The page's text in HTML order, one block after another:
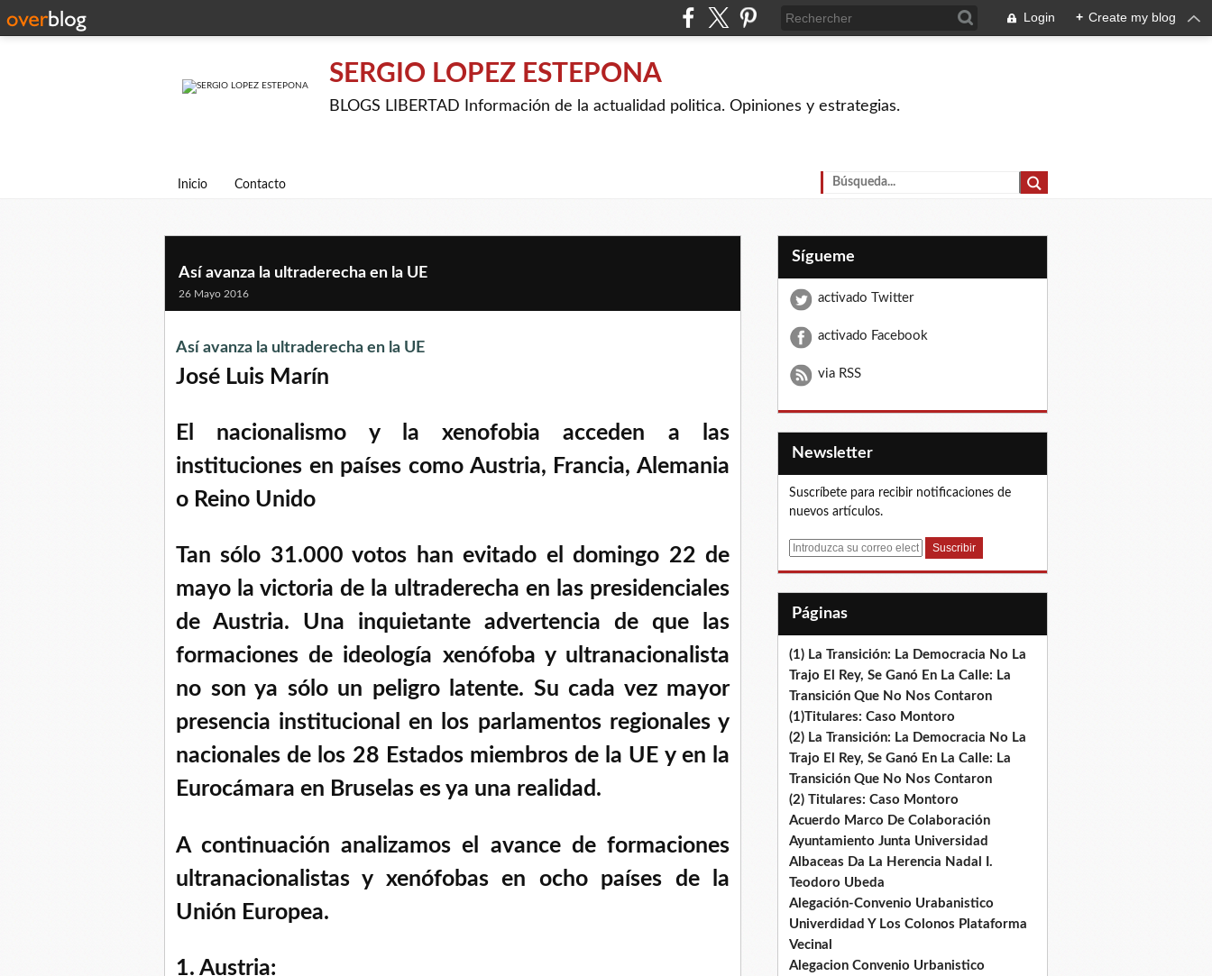
Login + Create my blog
SERGIO LOPEZ ESTEPONA
BLOGS LIBERTAD Información de la actualidad politica. Opiniones y estrategias.
Inicio Contacto
Así avanza la ultraderecha en la UE
26 Mayo 2016
Así avanza la ultraderecha en la UE
José Luis Marín
El nacionalismo y la xenofobia acceden a las
instituciones en países como Austria, Francia, Alemania
o Reino Unido
Tan sólo 31.000 votos han evitado el domingo 22 de
mayo la victoria de la ultraderecha en las presidenciales
de Austria. Una inquietante advertencia de que las
formaciones de ideología xenófoba y ultranacionalista
no son ya sólo un peligro latente. Su cada vez mayor
presencia institucional en los parlamentos regionales y
nacionales de los 28 Estados miembros de la UE y en la
Eurocámara en Bruselas es ya una realidad.
A continuación analizamos el avance de formaciones
ultranacionalistas y xenófobas en ocho países de la
Unión Europea.
1. Austria:
Sígueme
activado Twitter
activado Facebook
via RSS
Newsletter
Suscríbete para recibir notificaciones de
nuevos artículos.
E
Páginas
(1) La Transición: La Democracia No La
Trajo El Rey, Se Ganó En La Calle: La
Transición Que No Nos Contaron
(1)Titulares: Caso Montoro
(2) La Transición: La Democracia No La
Trajo El Rey, Se Ganó En La Calle: La
Transición Que No Nos Contaron
(2) Titulares: Caso Montoro
Acuerdo Marco De Colaboración
Ayuntamiento Junta Universidad
Albaceas Da La Herencia Nadal I.
Teodoro Ubeda
Alegación-Convenio Urabanistico
Univerdidad Y Los Colonos Plataforma
Vecinal
Alegacion Convenio Urbanistico